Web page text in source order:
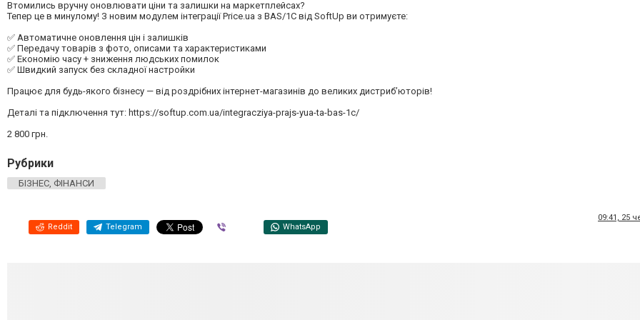
Втомились вручну оновлювати ціни та залишки на маркетплейсах?
Тепер це в минулому! З новим модулем інтеграції Price.ua з BAS/1С від SoftUp ви отримуєте:
✅ Автоматичне оновлення цін і залишків
✅ Передачу товарів з фото, описами та характеристиками
✅ Економію часу + зниження людських помилок
✅ Швидкий запуск без складної настройки
Працює для будь-якого бізнесу — від роздрібних інтернет-магазинів до великих дистриб’юторів!
Деталі та підключення тут: https://softup.com.ua/integracziya-prajs-yua-ta-bas-1c/
2 800 грн.
Рубрики
БІЗНЕС, ФІНАНСИ
Reddit Telegram WhatsApp
09:41, 25